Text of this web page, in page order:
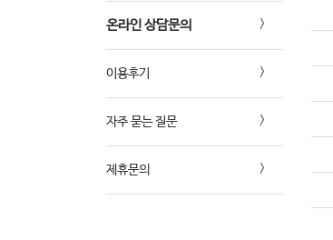
온라인 상담문의
이용후기
자주 묻는 질문
제휴문의